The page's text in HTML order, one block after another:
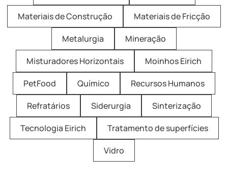
Materiais de Construção
Materiais de Fricção
Metalurgia
Mineração
Misturadores Horizontais
Moinhos Eirich
PetFood
Químico
Recursos Humanos
Refratários
Siderurgia
Sinterização
Tecnologia Eirich
Tratamento de superfícies
Vidro